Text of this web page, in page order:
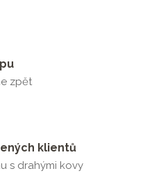
zpět
klientů
s drahými kovy